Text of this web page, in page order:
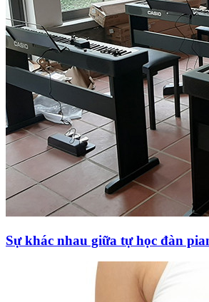
Sự khác nhau giữa tự học đàn